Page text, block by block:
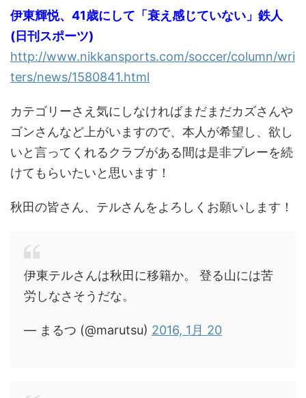
伊東輝悦、41歳にして「衰え感じていない」鉄人
(日刊スポーツ)
http://www.nikkansports.com/soccer/column/wri
ters/news/1580841.html
カテゴリーさえ気にしなければまだまだカズさんや
ゴンさんなど上がいますので、本人が希望し、欲し
いと言ってくれるクラブがある間は是非プレーを続
けてもらいたいと思います！
秋田の皆さん、テルさんをよろしくお願いします！
伊東テルさんは秋田に移籍か。 登る山には苦
労しなさそうだな。
— まるつ (@marutsu) 2016, 1月 20